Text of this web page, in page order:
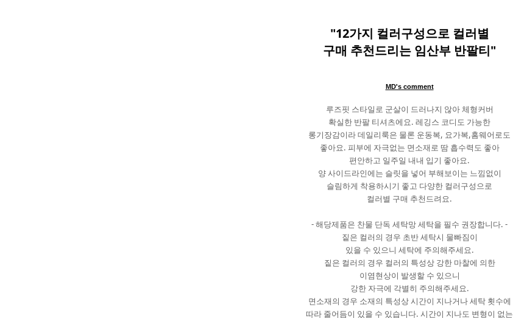
"12가지 컬러구성으로 컬러별
구매 추천드리는 임산부 반팔티"
MD's comment
루즈핏 스타일로 군살이 드러나지 않아 체형커버
확실한 반팔 티셔츠에요. 레깅스 코디도 가능한
롱기장감이라 데일리룩은 물론 운동복, 요가복,홈웨어로도
좋아요. 피부에 자극없는 면소재로 땀 흡수력도 좋아
편안하고 일주일 내내 입기 좋아요.
양 사이드라인에는 슬릿을 넣어 부해보이는 느낌없이
슬림하게 착용하시기 좋고 다양한 컬러구성으로
컬러별 구매 추천드려요.
- 해당제품은 찬물 단독 세탁망 세탁을 필수 권장합니다. -
짙은 컬러의 경우 초반 세탁시 물빠짐이
있을 수 있으니 세탁에 주의해주세요.
짙은 컬러의 경우 컬러의 특성상 강한 마찰에 의한
이염현상이 발생할 수 있으니
강한 자극에 각별히 주의해주세요.
면소재의 경우 소재의 특성상 시간이 지나거나 세탁 횟수에
따라 줄어듬이 있을 수 있습니다. 시간이 지나도 변형이 없는